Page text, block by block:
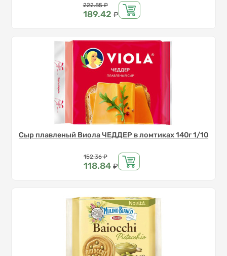
Цена
222.85 ₽
189.42 ₽
Сыр плавленый Виола ЧЕДДЕР в ломтиках 140г 1/10
Цена
152.36 ₽
118.84 ₽